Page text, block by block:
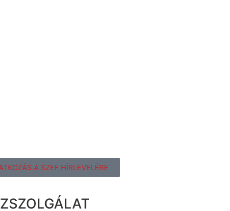
A SZEF HÍRLEVELÉRE